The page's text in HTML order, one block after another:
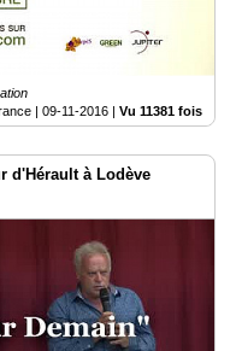
| 09-11-2016 | Vu 11381 fois
d'Hérault à Lodève